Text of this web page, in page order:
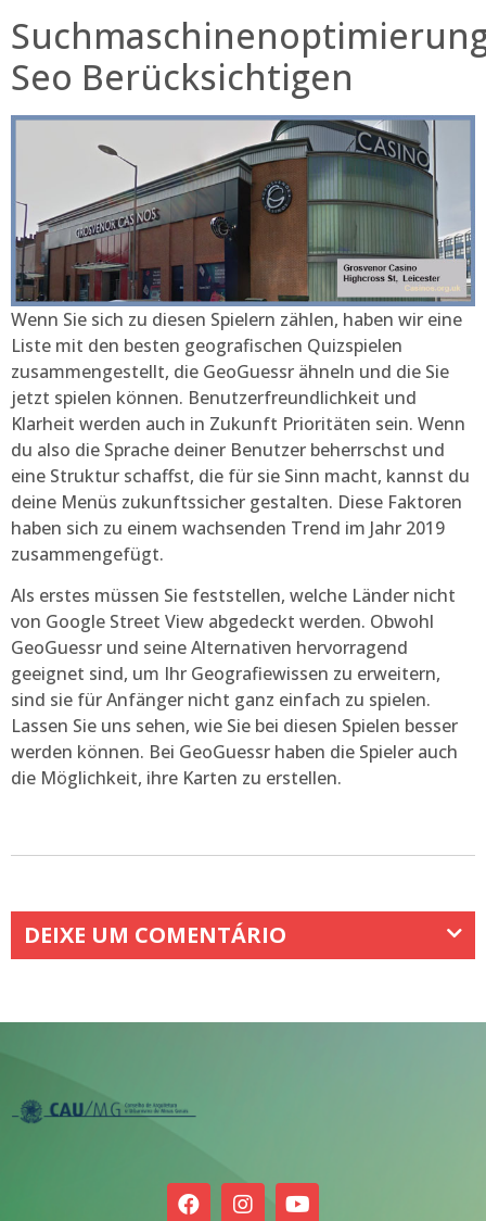
Seo Berücksichtigen
Wenn Sie sich zu diesen Spielern zählen, haben wir eine
Liste mit den besten geografischen Quizspielen
zusammengestellt, die GeoGuessr ähneln und die Sie
jetzt spielen können. Benutzerfreundlichkeit und
Klarheit werden auch in Zukunft Prioritäten sein. Wenn
du also die Sprache deiner Benutzer beherrschst und
eine Struktur schaffst, die für sie Sinn macht, kannst du
deine Menüs zukunftssicher gestalten. Diese Faktoren
haben sich zu einem wachsenden Trend im Jahr 2019
zusammengefügt.
Als erstes müssen Sie feststellen, welche Länder nicht
von Google Street View abgedeckt werden. Obwohl
GeoGuessr und seine Alternativen hervorragend
geeignet sind, um Ihr Geografiewissen zu erweitern,
sind sie für Anfänger nicht ganz einfach zu spielen.
Lassen Sie uns sehen, wie Sie bei diesen Spielen besser
werden können. Bei GeoGuessr haben die Spieler auch
die Möglichkeit, ihre Karten zu erstellen.
DEIXE UM COMENTÁRIO